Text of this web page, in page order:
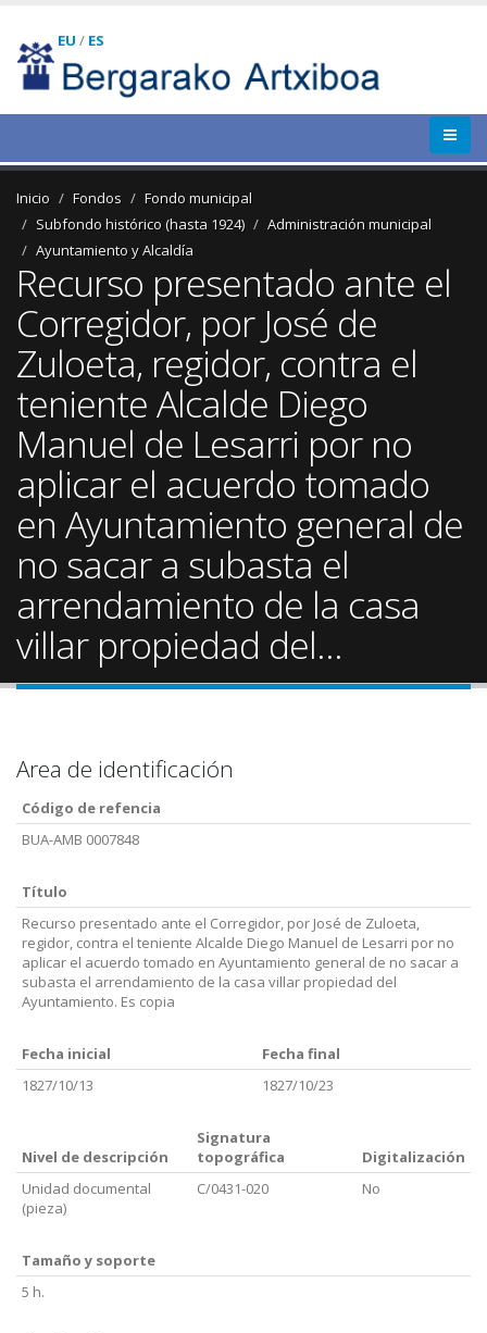
EU / ES
Inicio Fondos
Fondo municipal
Subfondo histórico (hasta 1924)
Administración municipal
Ayuntamiento y Alcaldía
Recurso presentado ante el
Corregidor, por José de
Zuloeta, regidor, contra el
teniente Alcalde Diego
Manuel de Lesarri por no
aplicar el acuerdo tomado
en Ayuntamiento general de
no sacar a subasta el
arrendamiento de la casa
villar propiedad del...
Area de identificación
Código de refencia
BUA-AMB 0007848
Título
Recurso presentado ante el Corregidor, por José de Zuloeta,
regidor, contra el teniente Alcalde Diego Manuel de Lesarri por no
aplicar el acuerdo tomado en Ayuntamiento general de no sacar a
subasta el arrendamiento de la casa villar propiedad del
Ayuntamiento. Es copia
Fecha inicial
Fecha final
1827/10/13
1827/10/23
Nivel de descripción
Signatura
topográfica
Digitalización
Unidad documental
(pieza)
C/0431-020 No
Tamaño y soporte
5 h.